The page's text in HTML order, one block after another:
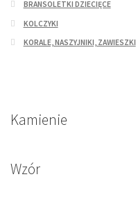
BRANSOLETKI DZIECIĘCE
KOLCZYKI
KORALE, NASZYJNIKI, ZAWIESZKI
Kamienie
Wzór